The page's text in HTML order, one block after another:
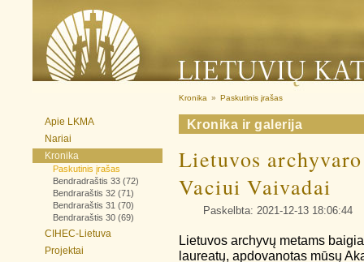
Apie LKMA
Nariai
Kronika
Paskutinis įrašas
Bendradraštis 33 (72)
Bendraraštis 32 (71)
Bendraraštis 31 (70)
Bendraraštis 30 (69)
CIHEC-Lietuva
Projektai
Kronika » Paskutinis įrašas
Kronika ir galerija
Lietuvos
Vaciui Vaivadai
Paskelbta: 2021-12-13 18:06:44
Lietuvos archyvų metams
laureatų, apdovanotas mūsų